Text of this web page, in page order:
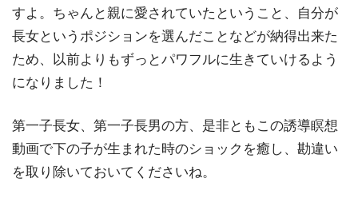
すよ。ちゃんと親に愛されていたということ、自分が
長女というポジションを選んだことなどが納得出来た
ため、以前よりもずっとパワフルに生きていけるよう
になりました！
第一子長女、第一子長男の方、是非ともこの誘導瞑想
動画で下の子が生まれた時のショックを癒し、勘違い
を取り除いておいてくださいね。